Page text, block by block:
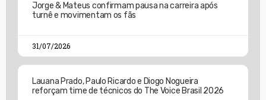
Jorge & Mateus confirmam pausa na carreira após
turnê e movimentam os fãs
31/07/2026
Lauana Prado, Paulo Ricardo e Diogo Nogueira
reforçam time de técnicos do The Voice Brasil 2026